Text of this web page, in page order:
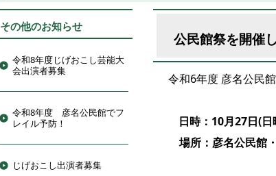
その他のお知らせ
令和8年度じげおこし芸能大
会出演者募集
令和8年度 彦名公民館でフ
レイル予防！
じげおこし出演者募集
公民館祭を開催
令和6年度 彦名公民
日時：10月27日(
場所：彦名公民館